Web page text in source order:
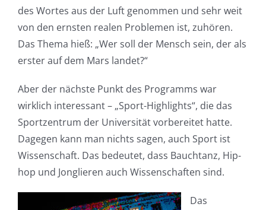
des Wortes aus der Luft genommen und sehr weit
von den ernsten realen Problemen ist, zuhören.
Das Thema hieß: „Wer soll der Mensch sein, der als
erster auf dem Mars landet?“
Aber der nächste Punkt des Programms war
wirklich interessant – „Sport-Highlights“, die das
Sportzentrum der Universität vorbereitet hatte.
Dagegen kann man nichts sagen, auch Sport ist
Wissenschaft. Das bedeutet, dass Bauchtanz, Hip-
hop und Jonglieren auch Wissenschaften sind.
Das